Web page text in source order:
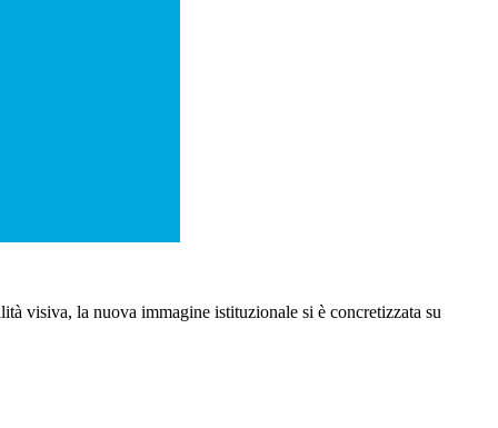
visiva, la nuova immagine istituzionale si è concretizzata su